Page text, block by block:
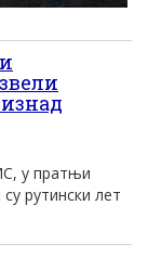
у пратњи
рутински лет